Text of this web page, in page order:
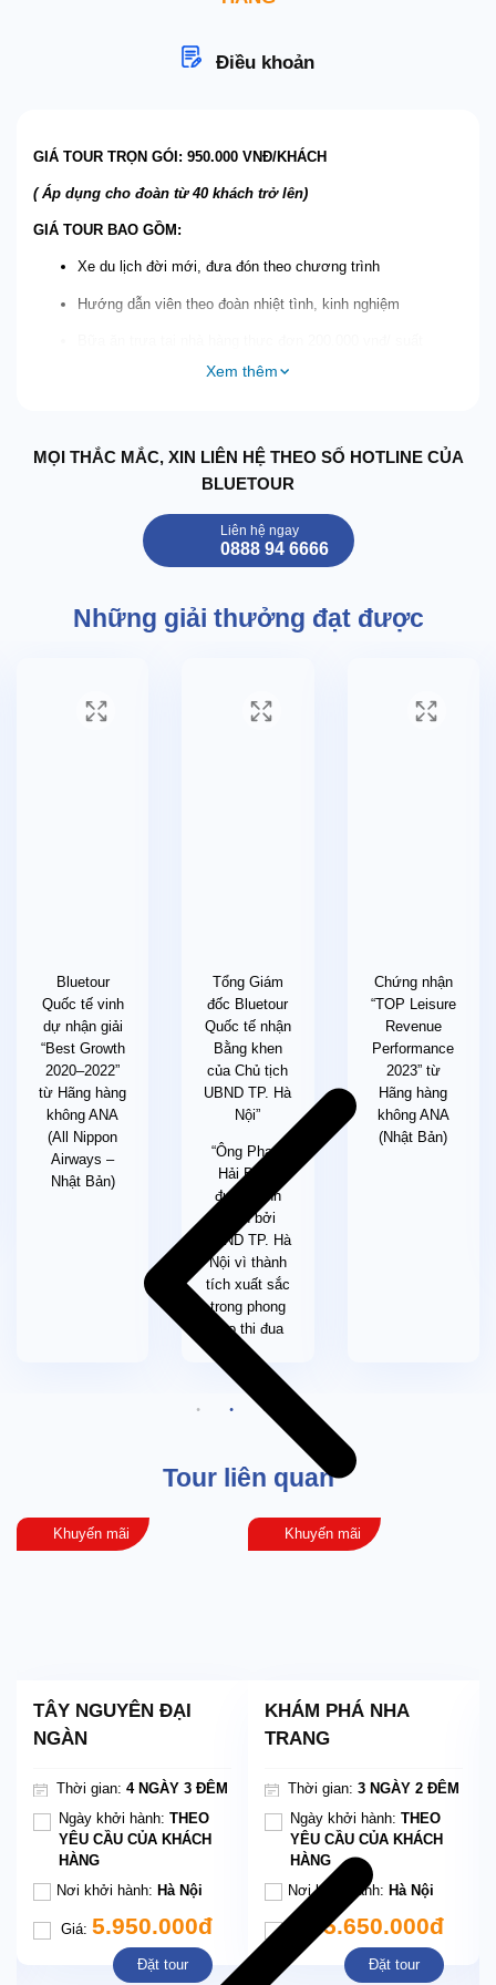
Điều khoản
GIÁ TOUR TRỌN GÓI: 950.000 VNĐ/KHÁCH
( Áp dụng cho đoàn từ 40 khách trở lên)
GIÁ TOUR BAO GỒM:
Xe du lịch đời mới, đưa đón theo chương trình
Hướng dẫn viên theo đoàn nhiệt tình, kinh nghiệm
Thuyền thăm quan Tam Cốc
Thuyền Thung Nham
Vé vào cổng khu du lịch Thung Nham
Vé thắng cảnh Tam Cốc.
Qùa tặng: Mũ du lịch
Thuế VAT 8%
Xem thêm
MỌI THẮC MẮC, XIN LIÊN HỆ THEO SỐ HOTLINE CỦA
BLUETOUR
Liên hệ ngay
0888 94 6666
Những giải thưởng đạt được
Bluetour
Quốc tế vinh
dự nhận giải
“Best Growth
2020–2022”
từ Hãng hàng
không ANA
(All Nippon
Airways –
Nhật Bản)
Tổng Giám
đốc Bluetour
Quốc tế nhận
Bằng khen
của Chủ tịch
UBND TP. Hà
Nội”
“Ông Phạm
Hải Bằng
được vinh
danh bởi
UBND TP. Hà
Nội vì thành
tích xuất sắc
trong phong
trào thi đua
Chứng nhận
“TOP Leisure
Revenue
Performance
2023” từ
Hãng hàng
không ANA
(Nhật Bản)
Tour liên quan
Khuyến mãi
TÂY NGUYÊN ĐẠI
NGÀN
Thời gian: 4 NGÀY 3 ĐÊM
Ngày khởi hành: THEO
YÊU CẦU CỦA KHÁCH
HÀNG
Nơi khởi hành: Hà Nội
Giá: 5.950.000đ
Đặt tour
Khuyến mãi
KHÁM PHÁ NHA
TRANG
Thời gian: 3 NGÀY 2 ĐÊM
Ngày khởi hành: THEO
YÊU CẦU CỦA KHÁCH
HÀNG
Nơi khởi hành: Hà Nội
Giá:5.650.000đ
Đặt tour